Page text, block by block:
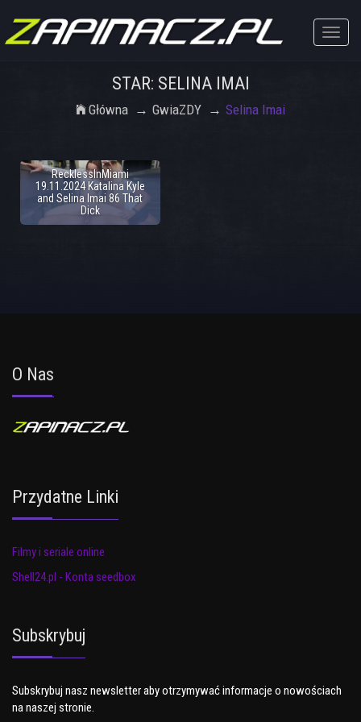
Toggle
STAR: SELINA IMAI
Główna GwiaZDY Selina Imai
RecklessInMiami
19.11.2024 Katalina Kyle
and Selina Imai 86 That
Dick
O Nas
Przydatne Linki
Filmy i seriale online
Shell24.pl - Konta seedbox
Subskrybuj
Subskrybuj nasz newsletter aby otrzymywać informacje o nowościach
na naszej stronie.